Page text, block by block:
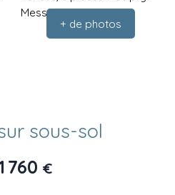
+ de photos
sous-sol
760 €